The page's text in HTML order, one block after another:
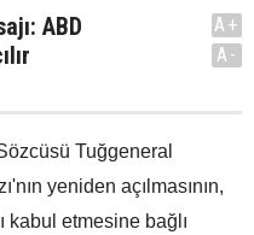
ABD
A+
A-
Tuğgeneral
yeniden açılmasının,
kabul etmesine bağlı